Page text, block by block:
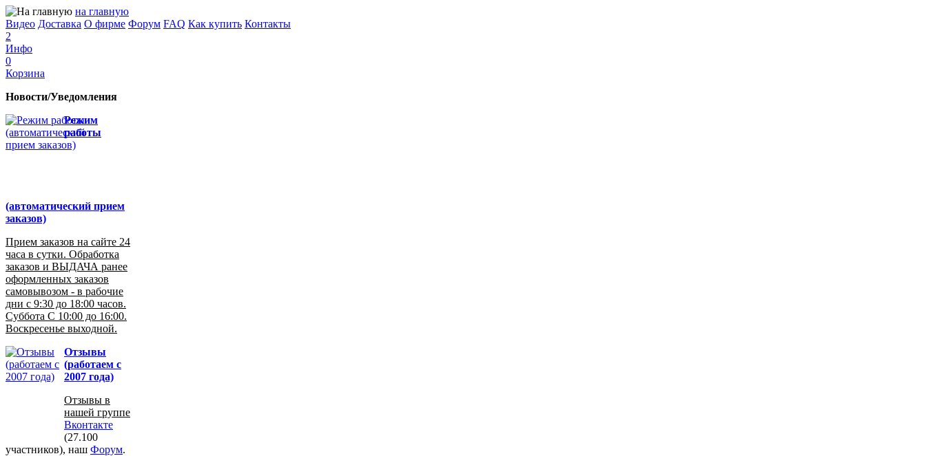
на главную
Видео Доставка О фирме Форум FAQ Как купить Контакты
2
Инфо
0
Корзина
Новости/Уведомления
Режим
работы
(автоматический прием
заказов)
Прием заказов на сайте 24
часа в сутки. Обработка
заказов и ВЫДАЧА ранее
оформленных заказов
самовывозом - в рабочие
дни с 9:30 до 18:00 часов.
Суббота С 10:00 до 16:00.
Воскресенье выходной.
Отзывы
(работаем с
2007 года)
Отзывы в
нашей группе
Вконтакте
(27.100
участников), наш Форум.